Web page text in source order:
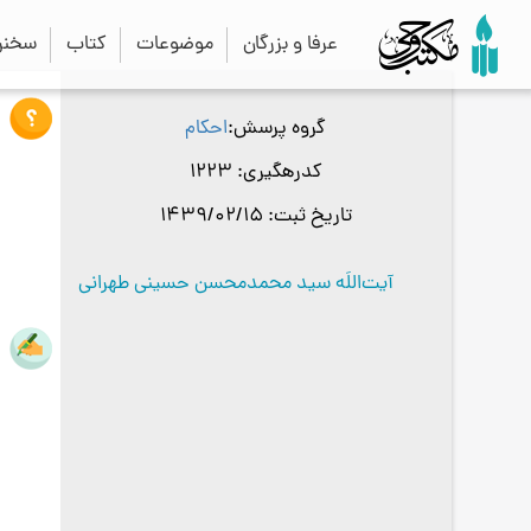
عرفا و بزرگان موضوعات کتاب
گروه پرسش احکام
کدرهگیری
تاریخ ثبت
آیت‌اللَه سید محمدمحسن حسینی طهرانی